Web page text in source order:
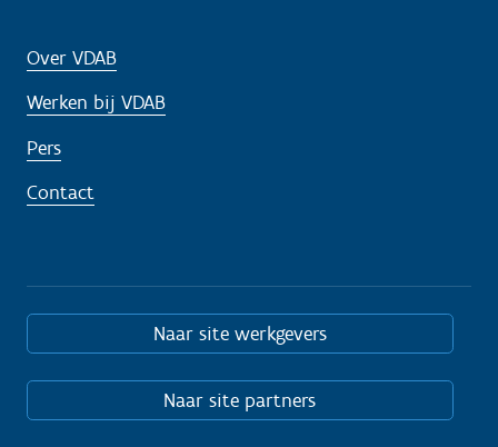
Over VDAB
Werken bij VDAB
Pers
Contact
Naar site werkgevers
Naar site partners